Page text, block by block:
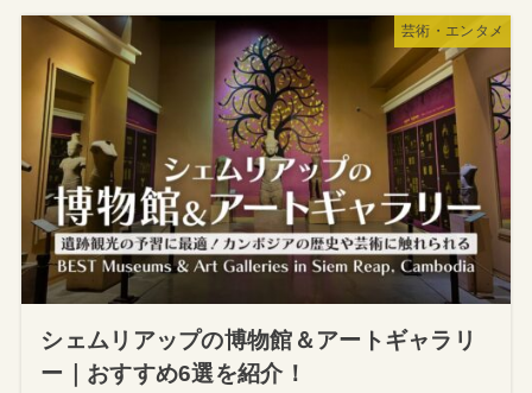
芸術・エンタメ
シェムリアップの博物館＆アートギャラリ
ー｜おすすめ6選を紹介！